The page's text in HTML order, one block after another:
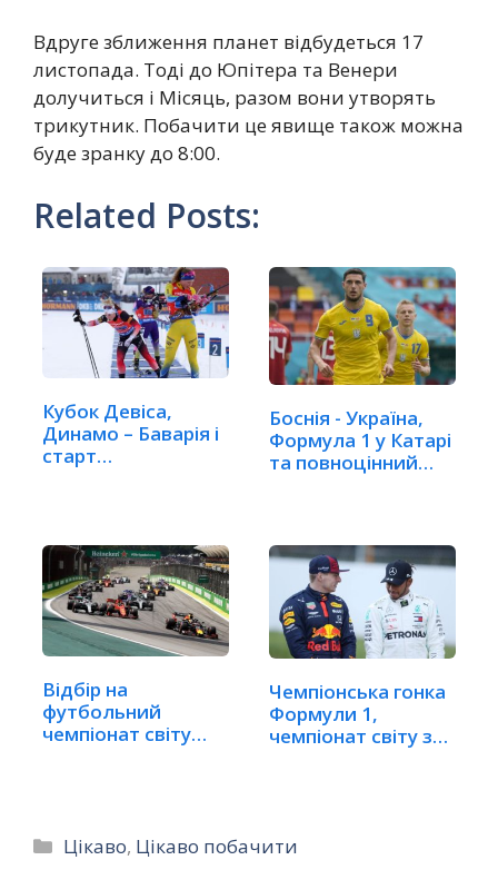
Вдруге зближення планет відбудеться 17
листопада. Тоді до Юпітера та Венери
долучиться і Місяць, разом вони утворять
трикутник. Побачити це явище також можна
буде зранку до 8:00.
Related Posts:
Кубок Девіса,
Динамо – Баварія і
старт
Боснія - Україна,
Формула 1 у Катарі
та повноцінний…
Відбір на
футбольний
чемпіонат світу
Чемпіонська гонка
Формули 1,
чемпіонат світу з…
Категорії
Цікаво, Цікаво побачити